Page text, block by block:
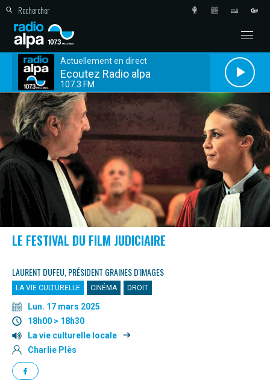
Actuellement en direct
Ecoutez Radio alpa
107.3 FM
LE FESTIVAL DU FILM JUDICIAIRE
LAURENT DUFEU, PRÉSIDENT GRAINES D'IMAGES
LA VIE CULTURELLE CINÉMA DROIT
Lun. 17 mars 2025
18h00 > 18h30
La vie culturelle locale
Charlie Plès